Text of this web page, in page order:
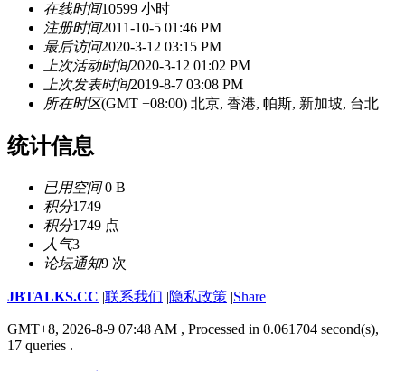
在线时间10599 小时
注册时间2011-10-5 01:46 PM
最后访问2020-3-12 03:15 PM
上次活动时间2020-3-12 01:02 PM
上次发表时间2019-8-7 03:08 PM
所在时区(GMT +08:00) 北京, 香港, 帕斯, 新加坡, 台北
统计信息
已用空间0 B
积分1749
积分1749 点
人气3
论坛通知9 次
JBTALKS.CC |联系我们 |隐私政策 |Share
GMT+8, 2026-8-9 07:48 AM , Processed in 0.061704 second(s),
17 queries .